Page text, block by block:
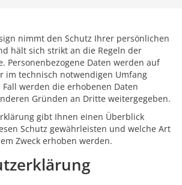
nimmt den Schutz Ihrer persönlichen
hält sich strikt an die Regeln der
Personenbezogene Daten werden auf
im technisch notwendigen Umfang
werden die erhobenen Daten
Gründen an Dritte weitergegeben.
gibt Ihnen einen Überblick
Schutz gewährleisten und welche Art
Zweck erhoben werden.